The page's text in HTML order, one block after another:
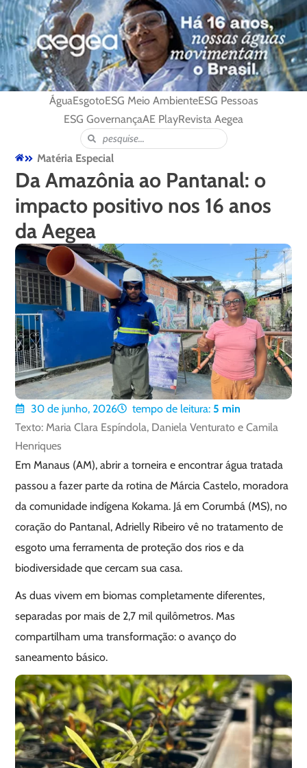
ÁguaEsgotoESG Meio AmbienteESG Pessoas
ESG GovernançaAE PlayRevista Aegea
Matéria Especial
Da Amazônia ao Pantanal: o
impacto positivo nos 16 anos
da Aegea
30 de junho, 2026 tempo de leitura: 5 min
Texto: Maria Clara Espíndola, Daniela Venturato e Camila
Henriques
Em Manaus (AM), abrir a torneira e encontrar água tratada
passou a fazer parte da rotina de Márcia Castelo, moradora
da comunidade indígena Kokama. Já em Corumbá (MS), no
coração do Pantanal, Adrielly Ribeiro vê no tratamento de
esgoto uma ferramenta de proteção dos rios e da
biodiversidade que cercam sua casa.
As duas vivem em biomas completamente diferentes,
separadas por mais de 2,7 mil quilômetros. Mas
compartilham uma transformação: o avanço do
saneamento básico.